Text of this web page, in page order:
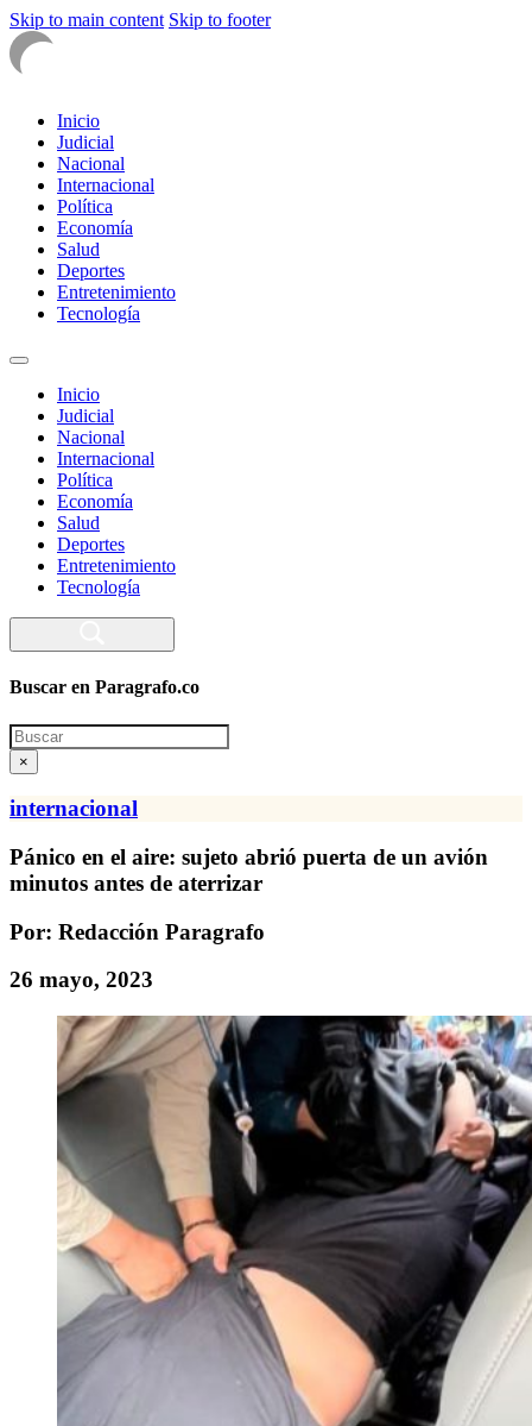
Skip to main content Skip to footer
Inicio
Judicial
Nacional
Internacional
Política
Economía
Salud
Deportes
Entretenimiento
Tecnología
Inicio
Judicial
Nacional
Internacional
Política
Economía
Salud
Deportes
Entretenimiento
Tecnología
Buscar en Paragrafo.co
Search
×
internacional
Pánico en el aire: sujeto abrió puerta de un avión
minutos antes de aterrizar
Por: Redacción Paragrafo
26 mayo, 2023